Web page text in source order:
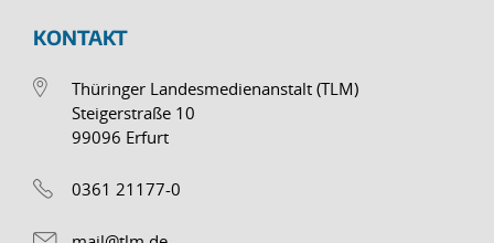
KONTAKT
Thüringer Landesmedienanstalt (TLM)
Steigerstraße 10
99096 Erfurt
0361 21177-0